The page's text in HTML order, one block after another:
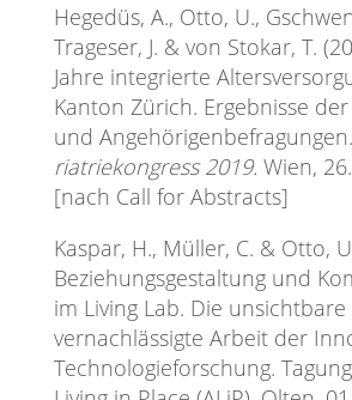
Hegedüs, A., Otto, U.,
Trageser, J. & von Stokar, T.
Jahre integrierte
Kanton Zürich. Ergebnisse
und Angehörigenbefragungen.
riatriekongress 2019. Wien,
[nach Call for Abstracts]
Kaspar, H., Müller, C. & Otto,
Beziehungsgestaltung und
im Living Lab. Die
vernachlässigte Arbeit der
Technologieforschung.